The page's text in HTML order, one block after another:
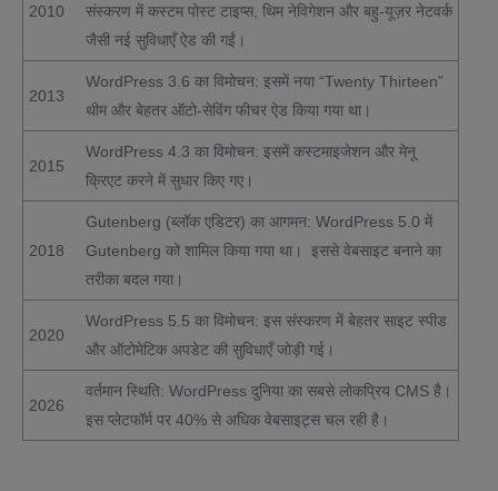
2010
संस्करण में कस्टम पोस्ट टाइप्स, थिम नेविगेशन और बहु-यूज़र नेटवर्क
जैसी नई सुविधाएँ ऐड की गईं।
2013
WordPress 3.6 का विमोचन: इसमें नया “Twenty Thirteen”
थीम और बेहतर ऑटो-सेविंग फीचर ऐड किया गया था।
2015
WordPress 4.3 का विमोचन: इसमें कस्टमाइजेशन और मेनू
क्रिएट करने में सुधार किए गए।
2018
Gutenberg (ब्लॉक एडिटर) का आगमन: WordPress 5.0 में
Gutenberg को शामिल किया गया था। इससे वेबसाइट बनाने का
तरीका बदल गया।
2020
WordPress 5.5 का विमोचन: इस संस्करण में बेहतर साइट स्पीड
और ऑटोमेटिक अपडेट की सुविधाएँ जोड़ी गई।
2026
वर्तमान स्थिति: WordPress दुनिया का सबसे लोकप्रिय CMS है।
इस प्लेटफॉर्म पर 40% से अधिक वेबसाइट्स चल रही है।